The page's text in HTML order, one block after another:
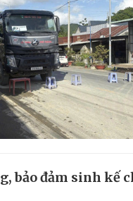
bảo đảm sinh kế